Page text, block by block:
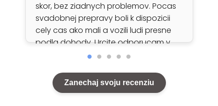
skor, bez ziadnych problemov. Pocas
svadobnej prepravy boli k dispozicii
cely cas ako mali a vozili ludi presne
podla dohody. Urcite odporucam v
pripade potreby transportu v okoli
Zanechaj svoju recenziu